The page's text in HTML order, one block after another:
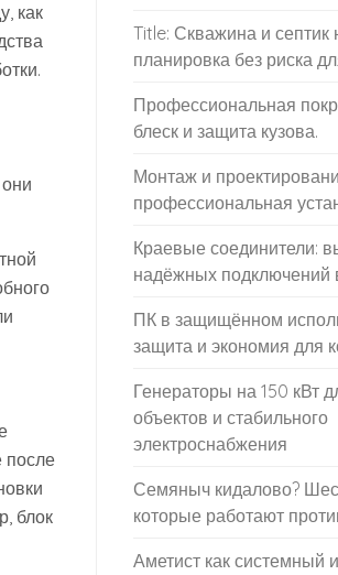
как
после
блок
Title: Скважина и септик
планировка без риска
Профессиональная
блеск и защита кузова.
Монтаж и
профессиональная
Краевые соединители:
надёжных подключений
ПК в защищённом
защита и экономия для
Генераторы на 150 кВт
объектов и стабильного
электроснабжения
Семяныч кидалово?
которые работают
Аметист как системный